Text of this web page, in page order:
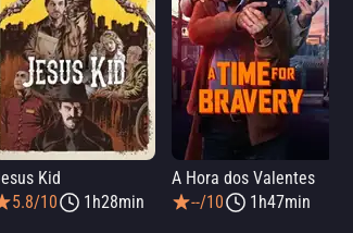
Kid
5.8/10
1h28min
A Hora dos Valentes
--/10
1h47min